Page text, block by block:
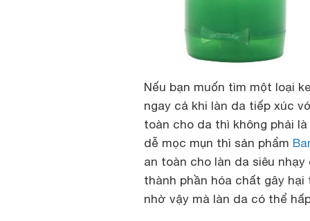
Nếu bạn muốn tìm một loại
ngay cả khi làn da tiếp xúc
toàn cho da thì không phải
dễ mọc mụn thì sản phẩm
an toàn cho làn da siêu nhạy
thành phần hóa chất gây
nhờ vậy mà làn da có thể